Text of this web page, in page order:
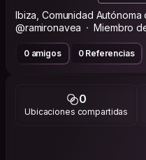
Ibiza, Comunidad Autónoma
@ramironavea
Miembro
0 amigos 0 Referencias
0
Ubicaciones compartidas